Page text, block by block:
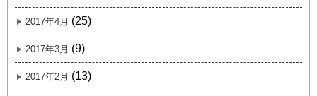
2017年4月 (25)
2017年3月 (9)
2017年2月 (13)